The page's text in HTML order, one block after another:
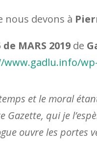
nous devons à
MARS 2019 de
et le moral
Gazette, qui je
ouvre les portes